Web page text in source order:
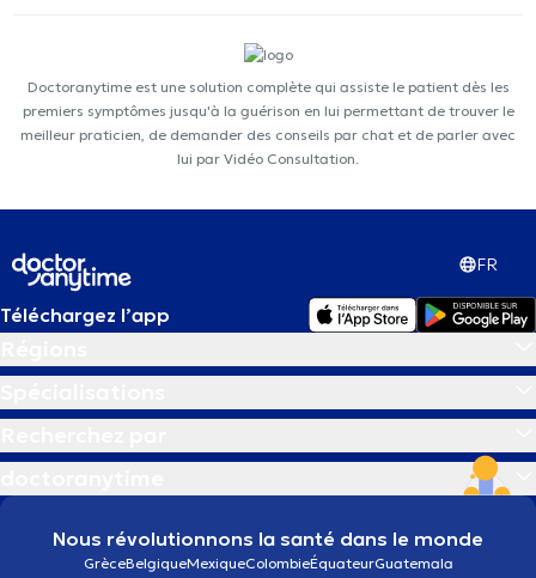
Doctoranytime est une solution complète qui assiste le patient dès les
premiers symptômes jusqu'à la guérison en lui permettant de trouver le
meilleur praticien, de demander des conseils par chat et de parler avec
lui par Vidéo Consultation.
FR
Téléchargez l’app
Nous révolutionnons la santé dans le monde
GrèceBelgiqueMexiqueColombieÉquateurGuatemala